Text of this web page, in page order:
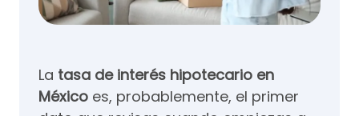
La tasa de interés hipotecario en
México es, probablemente, el primer